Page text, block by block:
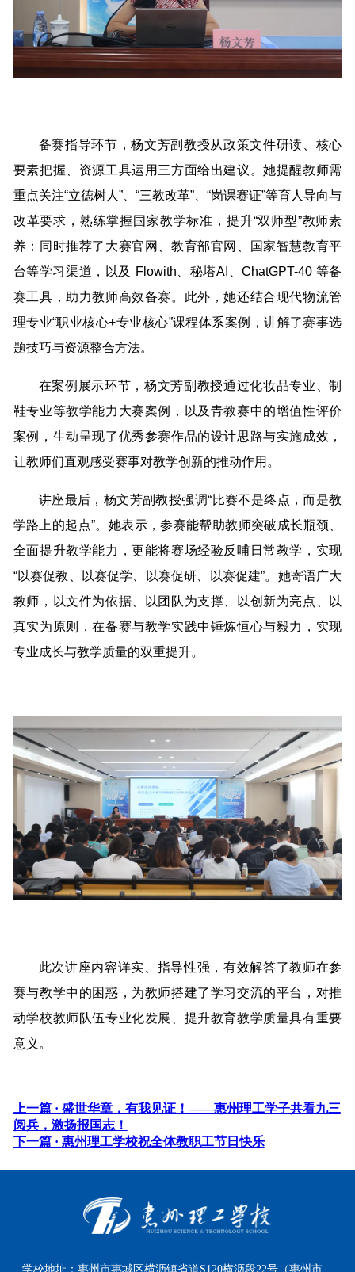
备赛指导环节，杨文芳副教授从政策文件研读、核心
要素把握、资源工具运用三方面给出建议。她提醒教师需
重点关注“立德树人”、“三教改革”、“岗课赛证”等育人导向与
改革要求，熟练掌握国家教学标准，提升“双师型”教师素
养；同时推荐了大赛官网、教育部官网、国家智慧教育平
台等学习渠道，以及 Flowith、秘塔AI、ChatGPT-40 等备
赛工具，助力教师高效备赛。此外，她还结合现代物流管
理专业“职业核心+专业核心”课程体系案例，讲解了赛事选
题技巧与资源整合方法。
在案例展示环节，杨文芳副教授通过化妆品专业、制
鞋专业等教学能力大赛案例，以及青教赛中的增值性评价
案例，生动呈现了优秀参赛作品的设计思路与实施成效，
让教师们直观感受赛事对教学创新的推动作用。
讲座最后，杨文芳副教授强调“比赛不是终点，而是教
学路上的起点”。她表示，参赛能帮助教师突破成长瓶颈、
全面提升教学能力，更能将赛场经验反哺日常教学，实现
“以赛促教、以赛促学、以赛促研、以赛促建”。她寄语广大
教师，以文件为依据、以团队为支撑、以创新为亮点、以
真实为原则，在备赛与教学实践中锤炼恒心与毅力，实现
专业成长与教学质量的双重提升。
此次讲座内容详实、指导性强，有效解答了教师在参
赛与教学中的困惑，为教师搭建了学习交流的平台，对推
动学校教师队伍专业化发展、提升教育教学质量具有重要
意义。
上一篇 · 盛世华章，有我见证！——惠州理工学子共看九三
阅兵，激扬报国志！
下一篇 · 惠州理工学校祝全体教职工节日快乐
学校地址：惠州市惠城区横沥镇省道S120横沥段22号（惠州市